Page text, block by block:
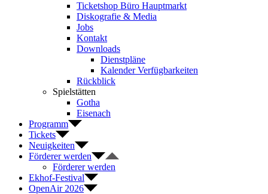
Ticketshop Büro Hauptmarkt
Diskografie & Media
Jobs
Kontakt
Downloads
Dienstpläne
Kalender Verfügbarkeiten
Rückblick
Spielstätten
Gotha
Eisenach
Programm
Tickets
Neuigkeiten
Förderer werden
Förderer werden
Ekhof-Festival
OpenAir 2026